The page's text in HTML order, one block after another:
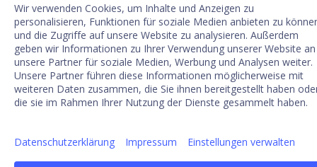
Wir verwenden Cookies, um Inhalte und Anzeigen zu
personalisieren, Funktionen für soziale Medien anbieten zu
und die Zugriffe auf unsere Website zu analysieren. Außerdem
geben wir Informationen zu Ihrer Verwendung unserer Website an
unsere Partner für soziale Medien, Werbung und Analysen weiter.
Unsere Partner führen diese Informationen möglicherweise mit
weiteren Daten zusammen, die Sie ihnen bereitgestellt haben
die sie im Rahmen Ihrer Nutzung der Dienste gesammelt haben.
Datenschutzerklärung Impressum Einstellungen verwalten